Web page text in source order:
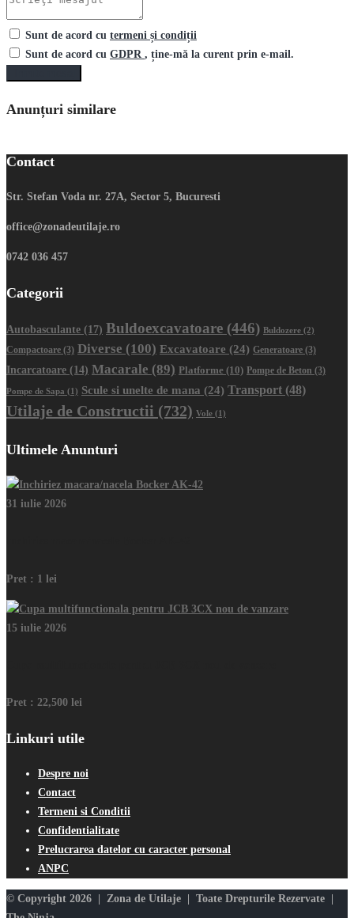
Sunt de acord cu termeni și condiții
Sunt de acord cu GDPR , ține-mă la curent prin e-mail.
Anunțuri similare
Contact
Str. Stefan Voda nr. 27A, Sector 5, Bucuresti
office@zonadeutilaje.ro
0742 036 457
Categorii
Autobasculante (17) Buldoexcavatoare (446) Buldozere (2)
Compactoare (3) Diverse (100) Excavatoare (24) Generatoare (3)
Incarcatoare (14) Macarale (89) Platforme (10) Pompe de Beton (3)
Pompe de Sapa (1) Scule si unelte de mana (24) Transport (48)
Utilaje de Constructii (732) Vole (1)
Ultimele Anunturi
31 iulie 2026
Pret : 1 lei
15 iulie 2026
Pret : 22,500 lei
Linkuri utile
Despre noi
Contact
Termeni si Conditii
Confidentialitate
Prelucrarea datelor cu caracter personal
ANPC
© Copyright 2026 | Zona de Utilaje | Toate Drepturile Rezervate |